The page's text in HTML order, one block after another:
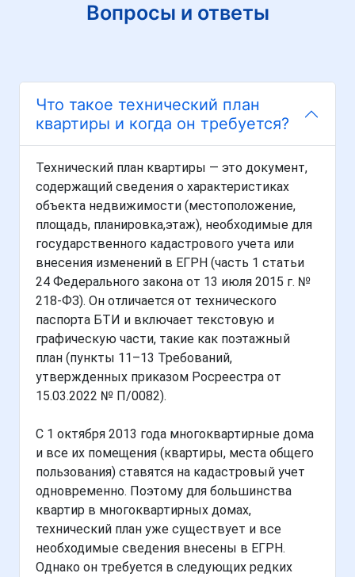
Вопросы и ответы
Что такое технический план
квартиры и когда он требуется?
Технический план квартиры — это документ,
содержащий сведения о характеристиках
объекта недвижимости (местоположение,
площадь, планировка,этаж), необходимые для
государственного кадастрового учета или
внесения изменений в ЕГРН (часть 1 статьи
24 Федерального закона от 13 июля 2015 г. №
218-ФЗ). Он отличается от технического
паспорта БТИ и включает текстовую и
графическую части, такие как поэтажный
план (пункты 11–13 Требований,
утвержденных приказом Росреестра от
15.03.2022 № П/0082).
С 1 октября 2013 года многоквартирные дома
и все их помещения (квартиры, места общего
пользования) ставятся на кадастровый учет
одновременно. Поэтому для большинства
квартир в многоквартирных домах,
технический план уже существует и все
необходимые сведения внесены в ЕГРН.
Однако он требуется в следующих редких